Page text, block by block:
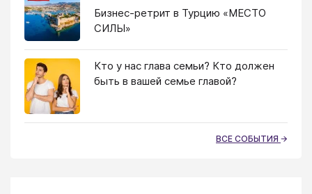
Бизнес-ретрит в Турцию «МЕСТО
СИЛЫ»
Кто у нас глава семьи? Кто должен
быть в вашей семье главой?
ВСЕ СОБЫТИЯ